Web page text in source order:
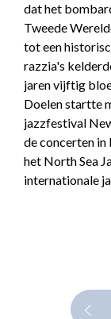
dat het
Tweede
tot een
razzia's
jaren vijftig
Doelen startte
jazzfestival
de concerten
het North Sea
internationale